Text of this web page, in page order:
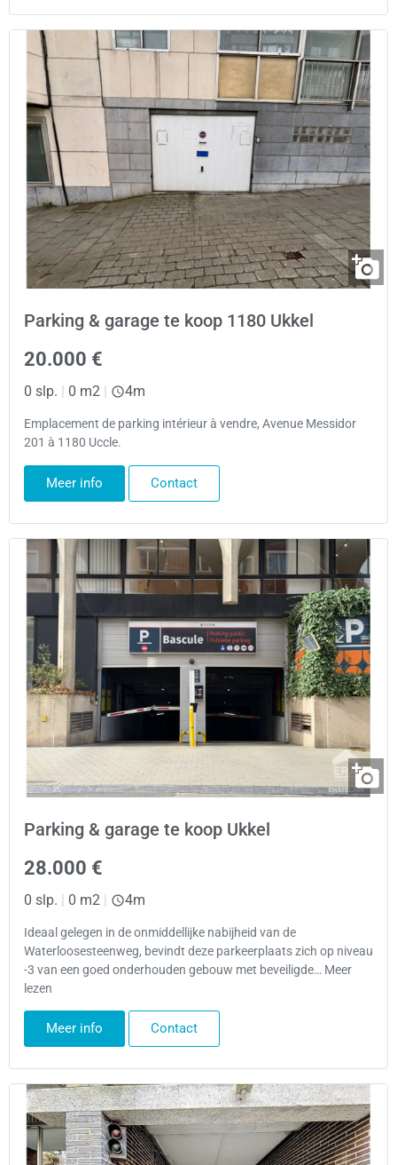
Parking & garage te koop 1180 Ukkel
20.000 €
0 slp. | 0 m2 | 4m
Emplacement de parking intérieur à vendre, Avenue Messidor
201 à 1180 Uccle.
Meer info Contact
Parking & garage te koop Ukkel
28.000 €
0 slp. | 0 m2 | 4m
Ideaal gelegen in de onmiddellijke nabijheid van de
Waterloosesteenweg, bevindt deze parkeerplaats zich op niveau
-3 van een goed onderhouden gebouw met beveiligde… Meer
lezen
Meer info Contact